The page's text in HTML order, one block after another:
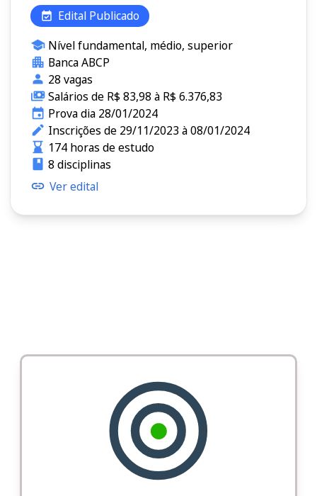
Edital Publicado
Nível fundamental, médio, superior
Banca ABCP
28 vagas
Salários de R$ 83,98 à R$ 6.376,83
Prova dia 28/01/2024
Inscrições de 29/11/2023 à 08/01/2024
174 horas de estudo
8 disciplinas
Ver edital